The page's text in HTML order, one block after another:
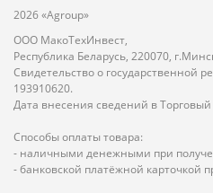
2026 «Agroup»
ООО МакоТехИнвест,
Республика Беларусь, 220070,
Свидетельство о государственной
193910620.
Дата внесения сведений в
Способы оплаты товара:
- наличными денежными при
- банковской платёжной карточкой